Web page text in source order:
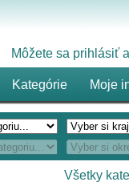
Môžete sa prihlásiť
Kategórie Moje
Všetky